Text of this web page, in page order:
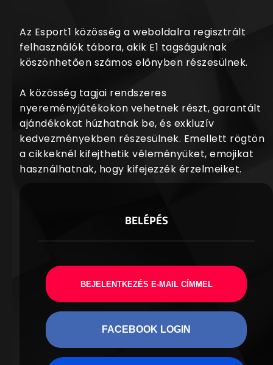
Az Esport1 közösség a weboldalra regisztrált
felhasználók tábora, akik E1 tagságuknak
köszönhetően számos előnyben részesülnek.
A közösség tagjai rendszeres
nyereményjátékokon vehetnek részt, garantált
ajándékokat húzhatnak be, és exkluzív
kedvezményekben részesülnek. Emellett rögtön
a cikkeknél kifejthetik véleményüket, emojikat
használhatnak, hogy kifejezzék érzelmeiket.
BELÉPÉS
BEJELENTKEZÉS E-MAIL CÍMMEL
FACEBOOK LOGIN